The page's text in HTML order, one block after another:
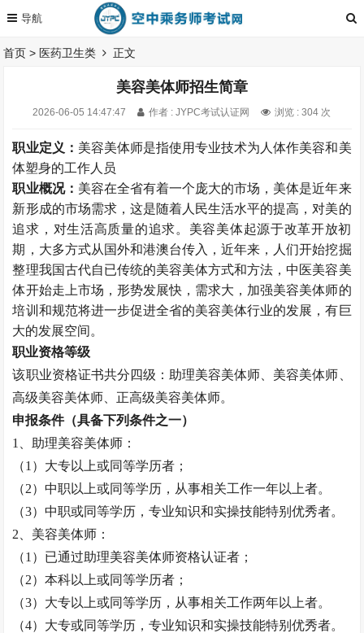
首页 > 医药卫生类 正文
美容美体师招生简章
2026-06-05 14:47:47 作者 : JYPC考试认证网 浏览 : 304 次
职业定义： 美容美体师是指使用专业技术为人体作美容和美
体塑身的工作人员
职业概况： 美容在全省有着一个庞大的市场，美体是近年来
新形成的市场需求，这是随着人民生活水平的提高，对美的
追求，对生活高质量的追求。美容美体起源于改革开放初
期，大多方式从国外和港澳台传入，近年来，人们开始挖掘
整理我国古代自已传统的美容美体方式和方法，中医美容美
体开始走上市场，形势发展快，需求大，加强美容美体师的
培训和规范将进一步促进全省的美容美体行业的发展，有巨
大的发展空间。
职业资格等级
该职业资格证书共分四级：助理美容美体师 美容美体师
高级美容美体师 、正高级美容美体师。
申报条件（具备下列条件之一）
1、助理美容美体师 ：
（1）大专以上或同等学历者；
（2）中职以上或同等学历，从事相关工作一年以上者。
（3）中职或同等学历，专业知识和实操技能特别优秀者。
2、 美容美体师 ：
（1）已通过助理美容美体师资格认证者；
（2）本科以上或同等学历者；
（3）大专以上或同等学历，从事相关工作两年以上者。
（4）大专或同等学历，专业知识和实操技能特别优秀者。